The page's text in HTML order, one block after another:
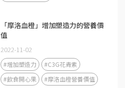
「摩洛血橙」增加塑造力的營養價
值
2022-11-02
#增加塑造力
#C3G花青素
#飲食開心果
#摩洛血橙營養價值